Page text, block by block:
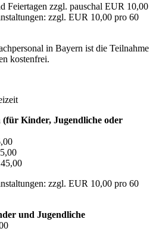
Feiertagen zzgl. pauschal EUR 10,00
zzgl. EUR 10,00 pro 60
in Bayern ist die Teilnahme
kostenfrei.
Kinder, Jugendliche oder
zzgl. EUR 10,00 pro 60
und Jugendliche